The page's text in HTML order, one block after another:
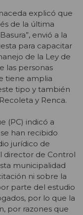
explicó que
de la última
envió a la
para capacitar
de la Ley de
las personas
tiene amplia
tipo y también
y Renca.
(PC) indicó a
han recibido
jurídico de
director de Control
municipalidad
ni sobre la
parte del estudio
por lo que la
por razones que